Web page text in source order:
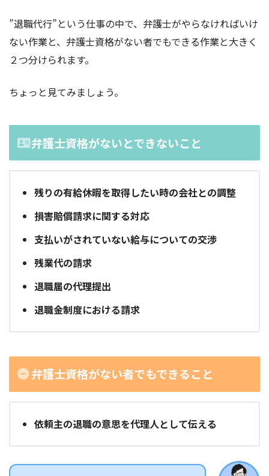
”退職代行”という仕事の中で、弁護士がやらなければいけ
ない作業と、弁護士資格がない者でもできる作業と大きく
２つ分けられます。
ちょっと見てみましょう。
弁護士資格がないとできないこと
残りの有給休暇を取得したい時の会社との調整
損害賠償請求に関する対応
支払いがされていない給与についての交渉
残業代の請求
退職届の代理提出
退職金制度における請求
弁護士資格がない者でもできること
依頼主の退職の意思を代理人として伝える